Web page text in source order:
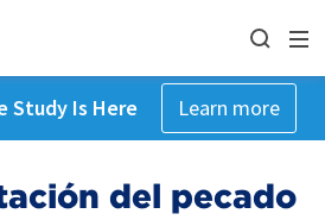
Study Is Here Learn more
del pecado